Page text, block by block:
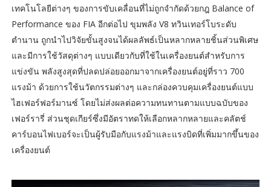
เทคโนโลยีต่างๆ ของการขับเคลื่อนที่ไม่ถูกจำกัดด้วยกฎ Balance of
Performance ของ FIA อีกต่อไป ขุมพลัง V8 ทวินเทอร์โบระดับ
ตำนาน ถูกนำไปวิจัยขั้นสูงจนได้ผลลัพธ์เป็นหลากหลายชิ้นส่วนพิเศษ
และมีการใช้วัสดุต่างๆ แบบเดียวกับที่ใช้ในเครื่องยนต์สำหรับการ
แข่งขัน พลังสูงสุดที่ปลดปล่อยออกมาจากเครื่องยนต์อยู่ที่ราว 700
แรงม้า ด้วยการใช้นวัตกรรมต่างๆ และกล่องควบคุมเครื่องยนต์แบบ
ไฮเฟอร์ฟอร์มานซ์ โดยไม่ส่งผลต่อความทนทานตามแบบฉบับของ
เฟอร์รารี่ ส่วนชุดเกียร์ซึ่งมีอัตราทดให้เลือกหลากหลายและคลัตช์
คาร์บอนไฟเบอร์จะเป็นผู้รับมือกับแรงม้าและแรงบิดที่เพิ่มมากขึ้นของ
เครื่องยนต์